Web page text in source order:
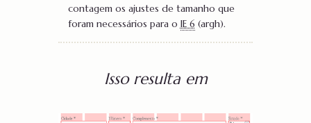
contagem os ajustes de tamanho que
foram necessários para o IE 6 (argh).
Isso resulta em